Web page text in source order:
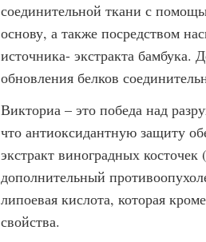
соединительной ткани с
основу, а также посредством
источника- экстракта бамбука.
обновления белков
Викториа – это победа над
что антиоксидантную защиту
экстракт виноградных
дополнительный
липоевая кислота, которая
свойства.